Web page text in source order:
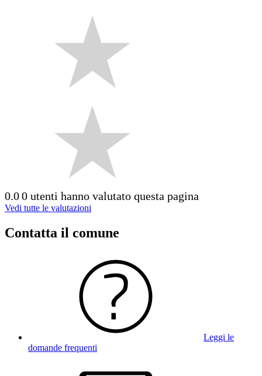
0.00 utenti hanno valutato questa pagina
Vedi tutte le valutazioni
Contatta il comune
Leggi le
domande frequenti